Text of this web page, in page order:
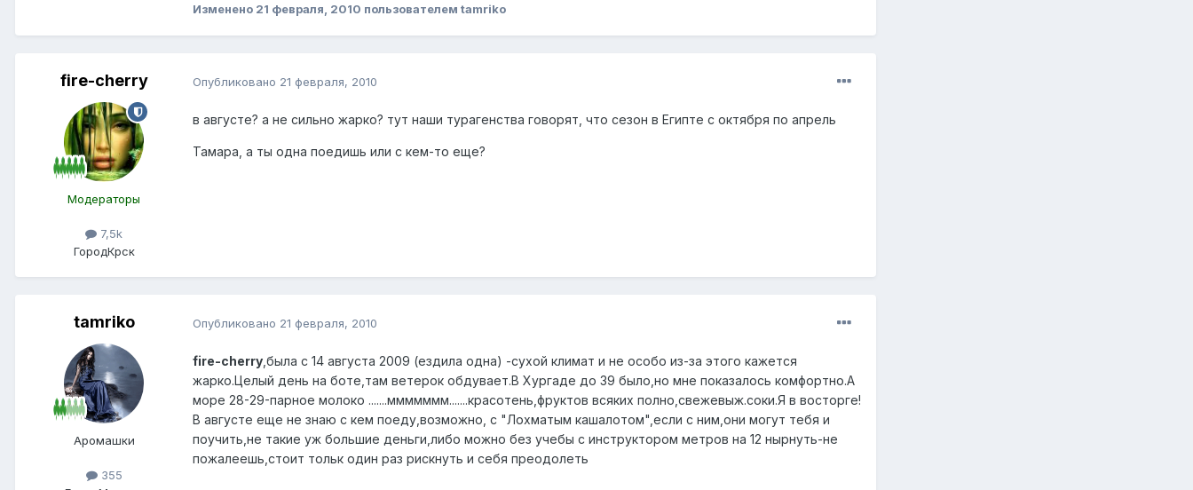
Изменено 21 февраля, 2010 пользователем tamriko
fire-cherry
Модераторы
7,5k
ГородКрск
Опубликовано 21 февраля, 2010
в августе? а не сильно жарко? тут наши турагенства говорят, что сезон в Египте с октября по апрель
Тамара, а ты одна поедишь или с кем-то еще?
tamriko
Аромашки
355
Опубликовано 21 февраля, 2010
fire-cherry ,была с 14 августа 2009 (ездила одна) -сухой климат и не особо из-за этого кажется
жарко.Целый день на боте,там ветерок обдувает.В Хургаде до 39 было,но мне показалось комфортно.А
море 28-29-парное молоко .......ммммммм.......красотень,фруктов всяких полно,свежевыж.соки.Я в восторге!
В августе еще не знаю с кем поеду,возможно, с "Лохматым кашалотом",если с ним,они могут тебя и
поучить,не такие уж большие деньги,либо можно без учебы с инструктором метров на 12 нырнуть-не
пожалеешь,стоит тольк один раз рискнуть и себя преодолеть